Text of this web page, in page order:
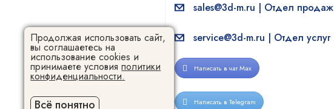
sales@3d-m.ru | Отдел продаж
service@3d-m.ru | Отдел услуг
Написать в чат Max
Написать в Telegram
Продолжая использовать сайт,
вы соглашаетесь на
использование cookies и
принимаете условияполитики
конфиденциальности.
Всё понятно